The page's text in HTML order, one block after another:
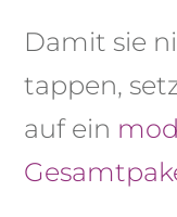
Damit sie
tappen,
auf ein